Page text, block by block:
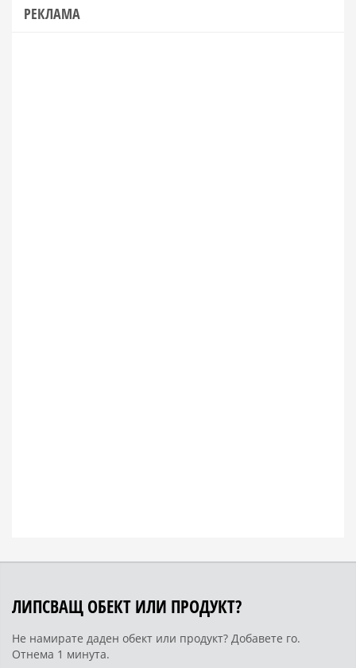
РЕКЛАМА
ЛИПСВАЩ ОБЕКТ ИЛИ ПРОДУКТ?
Не намирате даден обект или продукт? Добавете го.
Отнема 1 минута.